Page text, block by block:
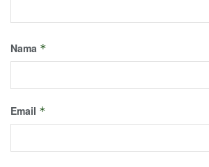
Nama *
Email *